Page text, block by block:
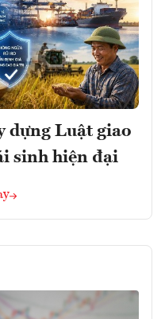
dựng Luật giao
sinh hiện đại